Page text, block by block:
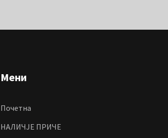
Мени
Почетна
НАЛИЧЈЕ ПРИЧЕ